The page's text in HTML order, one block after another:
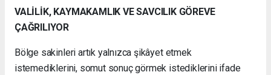
VALİLİK, KAYMAKAMLIK VE SAVCILIK GÖREVE
ÇAĞRILIYOR
Bölge sakinleri artık yalnızca şikâyet etmek
istemediklerini, somut sonuç görmek istediklerini ifade